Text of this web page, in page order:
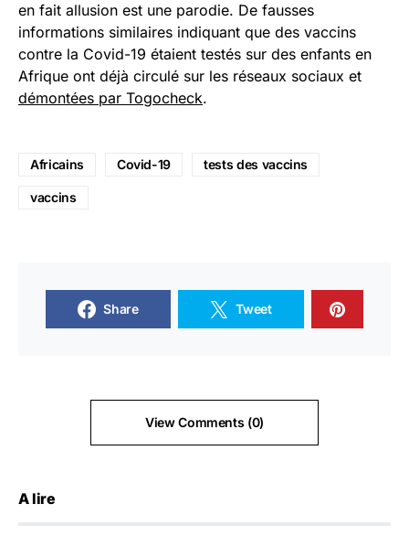
en fait allusion est une parodie. De fausses
informations similaires indiquant que des vaccins
contre la Covid-19 étaient testés sur des enfants en
Afrique ont déjà circulé sur les réseaux sociaux et
démontées par Togocheck.
Africains Covid-19 tests des vaccins
vaccins
Share Tweet
View Comments (0)
A lire